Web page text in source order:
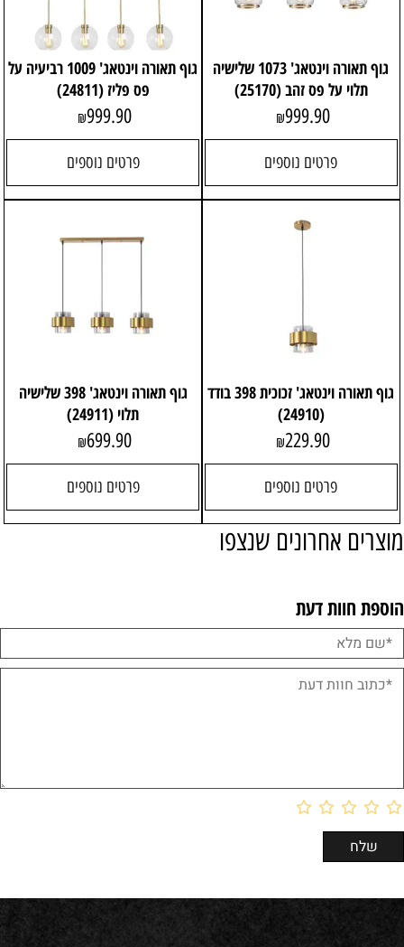
גוף תאורה וינטאג' 1073 שלישיה
תלוי על פס זהב (25170)
₪999.90
פרטים נוספים
גוף תאורה וינטאג' 1009 רביעיה על
פס פליז (24811)
₪999.90
פרטים נוספים
גוף תאורה וינטאג' זכוכית 398 בודד
(24910)
₪229.90
פרטים נוספים
גוף תאורה וינטאג' 398 שלישיה
תלוי (24911)
₪699.90
פרטים נוספים
מוצרים אחרונים שנצפו
הוספת חוות דעת